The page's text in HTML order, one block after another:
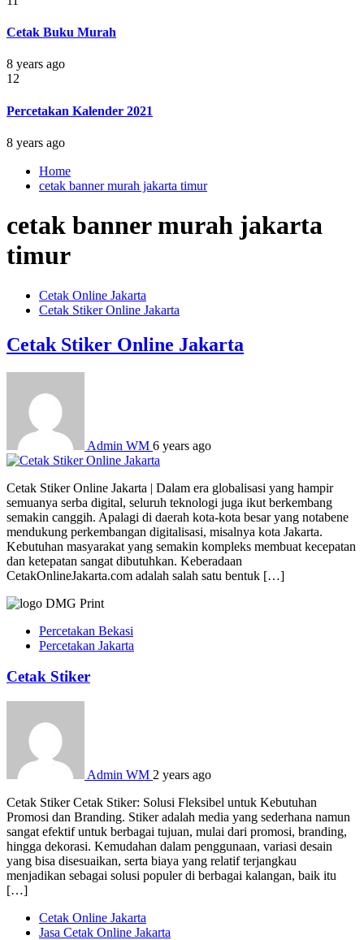
Cetak Buku Murah
8 years ago
12
Percetakan Kalender 2021
8 years ago
Home
cetak banner murah jakarta timur
cetak banner murah jakarta
timur
Cetak Online Jakarta
Cetak Stiker Online Jakarta
Cetak Stiker Online Jakarta
Admin WM 6 years ago
Cetak Stiker Online Jakarta | Dalam era globalisasi yang hampir
semuanya serba digital, seluruh teknologi juga ikut berkembang
semakin canggih. Apalagi di daerah kota-kota besar yang notabene
mendukung perkembangan digitalisasi, misalnya kota Jakarta.
Kebutuhan masyarakat yang semakin kompleks membuat kecepatan
dan ketepatan sangat dibutuhkan. Keberadaan
CetakOnlineJakarta.com adalah salah satu bentuk […]
Percetakan Bekasi
Percetakan Jakarta
Cetak Stiker
Admin WM 2 years ago
Cetak Stiker Cetak Stiker: Solusi Fleksibel untuk Kebutuhan
Promosi dan Branding. Stiker adalah media yang sederhana namun
sangat efektif untuk berbagai tujuan, mulai dari promosi, branding,
hingga dekorasi. Kemudahan dalam penggunaan, variasi desain
yang bisa disesuaikan, serta biaya yang relatif terjangkau
menjadikan sebagai solusi populer di berbagai kalangan, baik itu
[…]
Cetak Online Jakarta
Jasa Cetak Online Jakarta